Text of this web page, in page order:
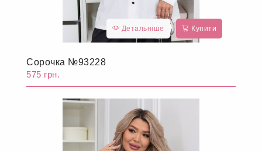
Детальніше Купити
Сорочка №93228
575 грн.